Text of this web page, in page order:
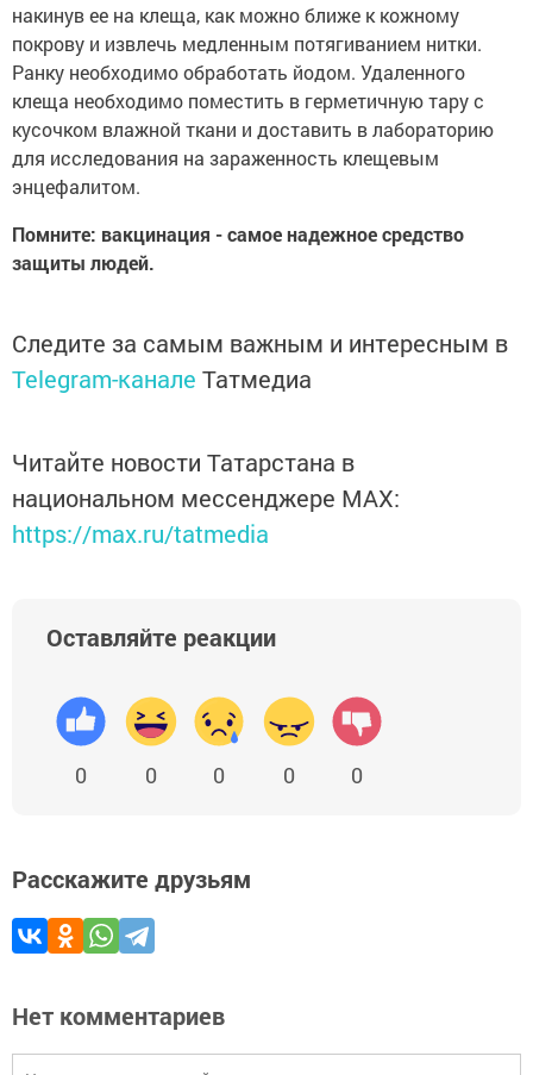
накинув ее на клеща, как можно ближе к кожному
покрову и извлечь медленным потягиванием нитки.
Ранку необходимо обработать йодом. Удаленного
клеща необходимо поместить в герметичную тару с
кусочком влажной ткани и доставить в лабораторию
для исследования на зараженность клещевым
энцефалитом.
Помните: вакцинация - самое надежное средство
защиты людей.
Следите за самым важным и интересным в
Telegram-канале Татмедиа
Читайте новости Татарстана в
национальном мессенджере MАХ:
https://max.ru/tatmedia
Оставляйте реакции
0 0 0 0 0
Расскажите друзьям
Нет комментариев